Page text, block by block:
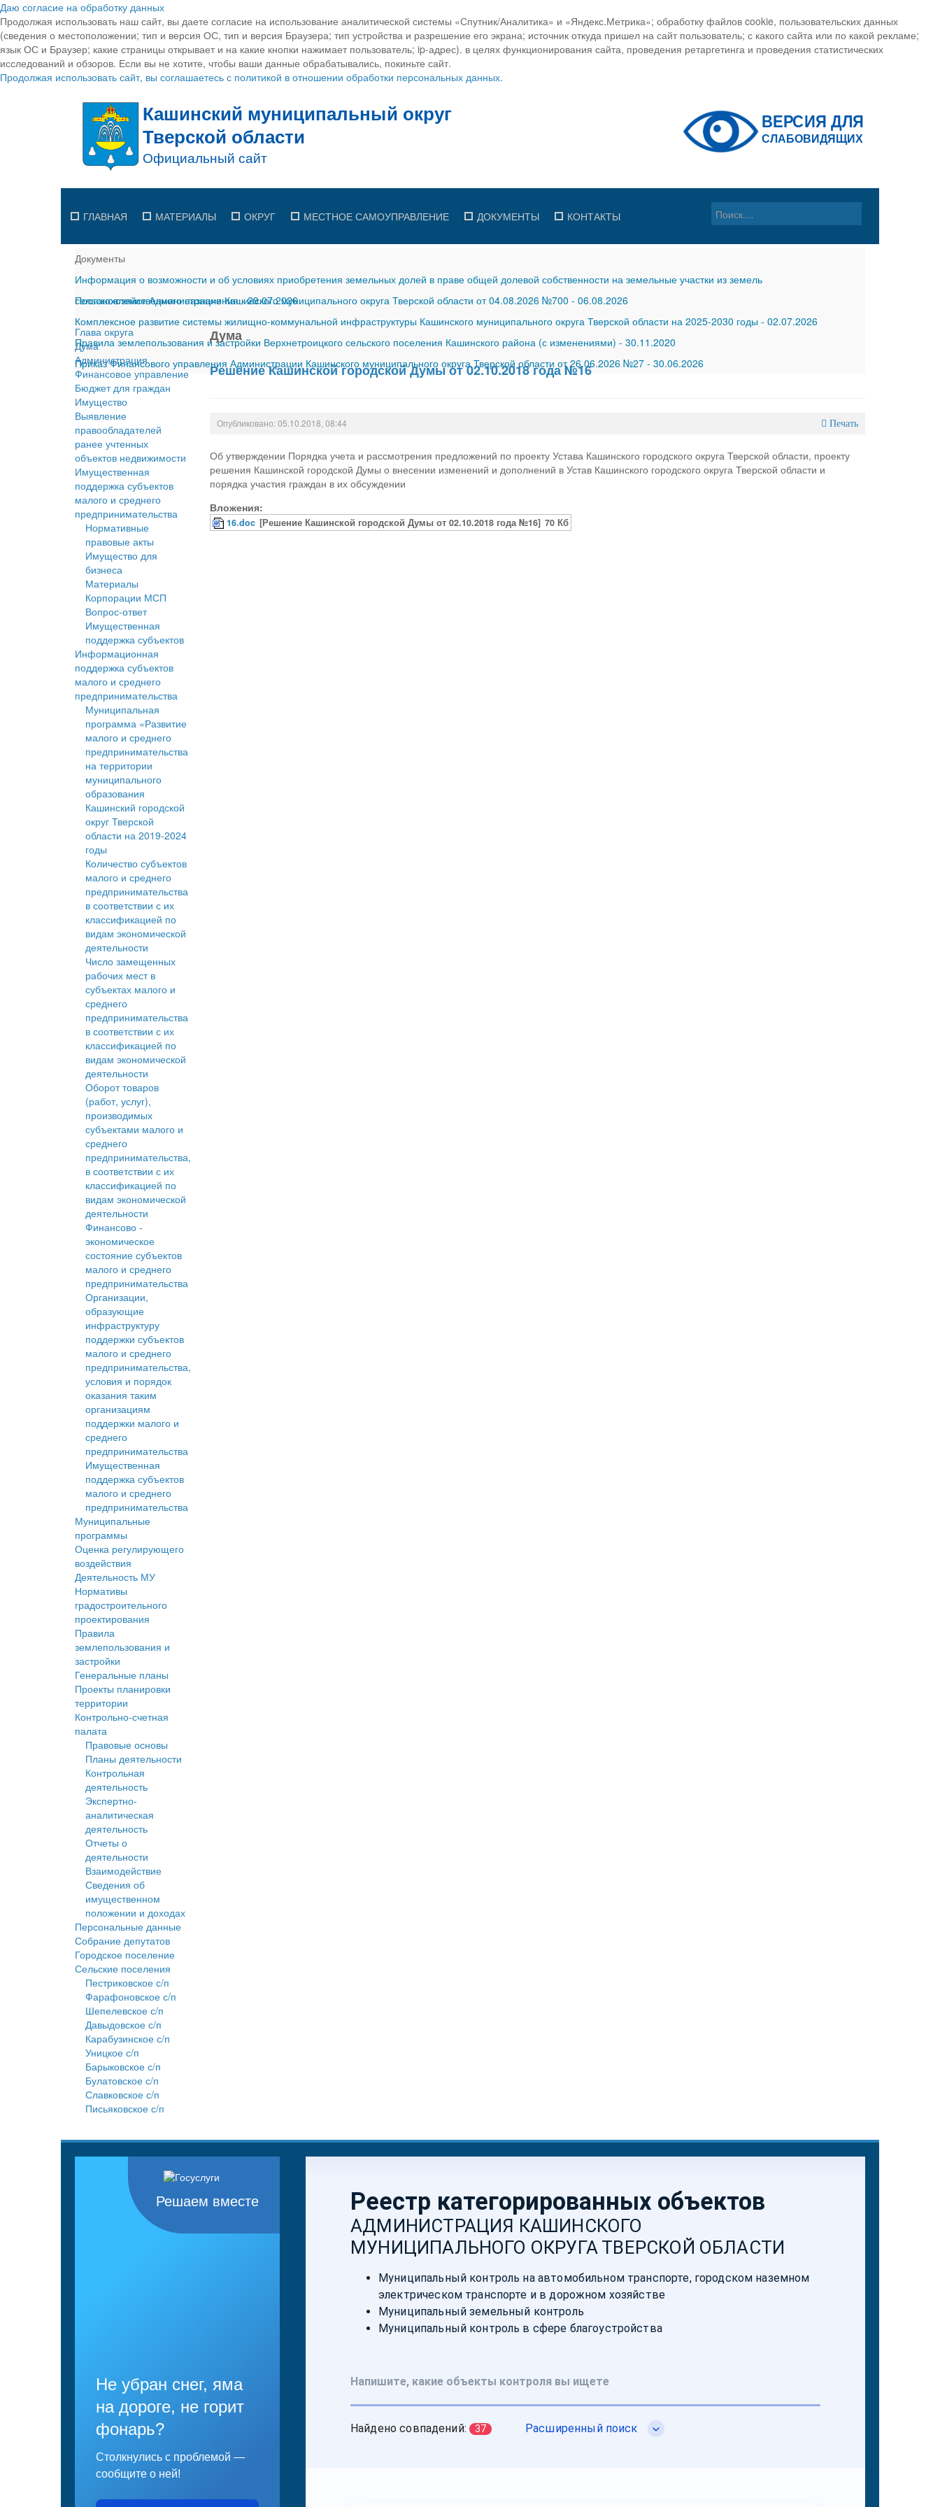
Даю согласие на обработку данных
Продолжая использовать наш сайт, вы даете согласие на использование аналитической системы «Спутник/Аналитика» и «Яндекс.Метрика»; обработку файлов cookie, пользовательских данных
(сведения о местоположении; тип и версия ОС, тип и версия Браузера; тип устройства и разрешение его экрана; источник откуда пришел на сайт пользователь; с какого сайта или по какой рекламе;
язык ОС и Браузер; какие страницы открывает и на какие кнопки нажимает пользователь; ip-адрес). в целях функционирования сайта, проведения ретаргетинга и проведения статистических
исследований и обзоров. Если вы не хотите, чтобы ваши данные обрабатывались, покиньте сайт.
Продолжая использовать сайт, вы соглашаетесь с политикой в отношении обработки персональных данных.
ГЛАВНАЯ МАТЕРИАЛЫ ОКРУГ МЕСТНОЕ САМОУПРАВЛЕНИЕ ДОКУМЕНТЫ КОНТАКТЫ
Документы
Информация о возможности и об условиях приобретения земельных долей в праве общей долевой собственности на земельные участки из земель
сельскохозяйственного назначения-29.07.2026
Постановление Администрации Кашинского муниципального округа Тверской области от 04.08.2026 №700 - 06.08.2026
Комплексное развитие системы жилищно-коммунальной инфраструктуры Кашинского муниципального округа Тверской области на 2025-2030 годы - 02.07.2026
Правила землепользования и застройки Верхнетроицкого сельского поселения Кашинского района (с изменениями) - 30.11.2020
Приказ Финансового управления Администрации Кашинского муниципального округа Тверской области от 26.06.2026 №27 - 30.06.2026
Глава округа
Дума
Администрация
Финансовое управление
Бюджет для граждан
Имущество
Выявление
правообладателей
ранее учтенных
объектов недвижимости
Имущественная
поддержка субъектов
малого и среднего
предпринимательства
Нормативные
правовые акты
Имущество для
бизнеса
Материалы
Корпорации МСП
Вопрос-ответ
Имущественная
поддержка субъектов
Информационная
поддержка субъектов
малого и среднего
предпринимательства
Муниципальная
программа «Развитие
малого и среднего
предпринимательства
на территории
муниципального
образования
Кашинский городской
округ Тверской
области на 2019-2024
годы
Количество субъектов
малого и среднего
предпринимательства
в соответствии с их
классификацией по
видам экономической
деятельности
Число замещенных
рабочих мест в
субъектах малого и
среднего
предпринимательства
в соответствии с их
классификацией по
видам экономической
деятельности
Оборот товаров
(работ, услуг),
производимых
субъектами малого и
среднего
предпринимательства,
в соответствии с их
классификацией по
видам экономической
деятельности
Финансово -
экономическое
состояние субъектов
малого и среднего
предпринимательства
Организации,
образующие
инфраструктуру
поддержки субъектов
малого и среднего
предпринимательства,
условия и порядок
оказания таким
организациям
поддержки малого и
среднего
предпринимательства
Имущественная
поддержка субъектов
малого и среднего
предпринимательства
Муниципальные
программы
Оценка регулирующего
воздействия
Деятельность МУ
Нормативы
градостроительного
проектирования
Правила
землепользования и
застройки
Генеральные планы
Проекты планировки
территории
Контрольно-счетная
палата
Правовые основы
Планы деятельности
Контрольная
деятельность
Экспертно-
аналитическая
деятельность
Отчеты о
деятельности
Взаимодействие
Сведения об
имущественном
положении и доходах
Персональные данные
Собрание депутатов
Городское поселение
Сельские поселения
Пестриковское с/п
Фарафоновское с/п
Шепелевское с/п
Давыдовское с/п
Карабузинское с/п
Уницкое с/п
Барыковское с/п
Булатовское с/п
Славковское с/п
Письяковское с/п
Дума
Решение Кашинской городской Думы от 02.10.2018 года №16
Опубликовано: 05.10.2018, 08:44 Печать
Об утверждении Порядка учета и рассмотрения предложений по проекту Устава Кашинского городского округа Тверской области, проекту
решения Кашинской городской Думы о внесении изменений и дополнений в Устав Кашинского городского округа Тверской области и
порядка участия граждан в их обсуждении
Вложения:
16.doc [Решение Кашинской городской Думы от 02.10.2018 года №16] 70 Кб
Решаем вместе
Не убран снег, яма
на дороге, не горит
фонарь?
Столкнулись с проблемой —
сообщите о ней!